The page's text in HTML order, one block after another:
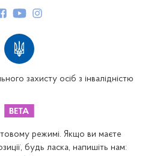
захисту осіб з інвалідністю
режимі. Якщо ви маєте
будь ласка, напишіть нам: